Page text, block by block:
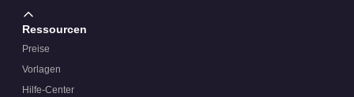
Ressourcen
Preise
Vorlagen
Hilfe-Center